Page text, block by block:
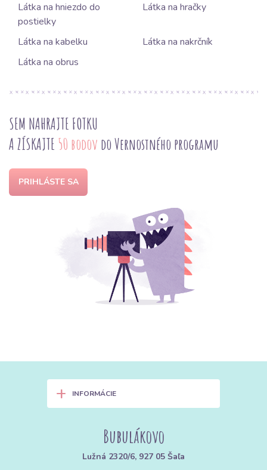
Látka na hniezdo do
postielky
Látka na hračky
Látka na kabelku
Látka na nakrčník
Látka na obrus
SEM NAHRAJTE FOTKU
A ZÍSKAJTE 50 bodov do Vernostného programu
PRIHLÁSTE SA
+ INFORMÁCIE
Bubulákovo
Lužná 2320/6, 927 05 Šaľa